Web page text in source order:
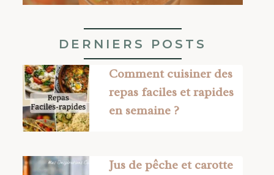
DERNIERS POSTS
Comment cuisiner des
repas faciles et rapides
en semaine ?
Jus de pêche et carotte